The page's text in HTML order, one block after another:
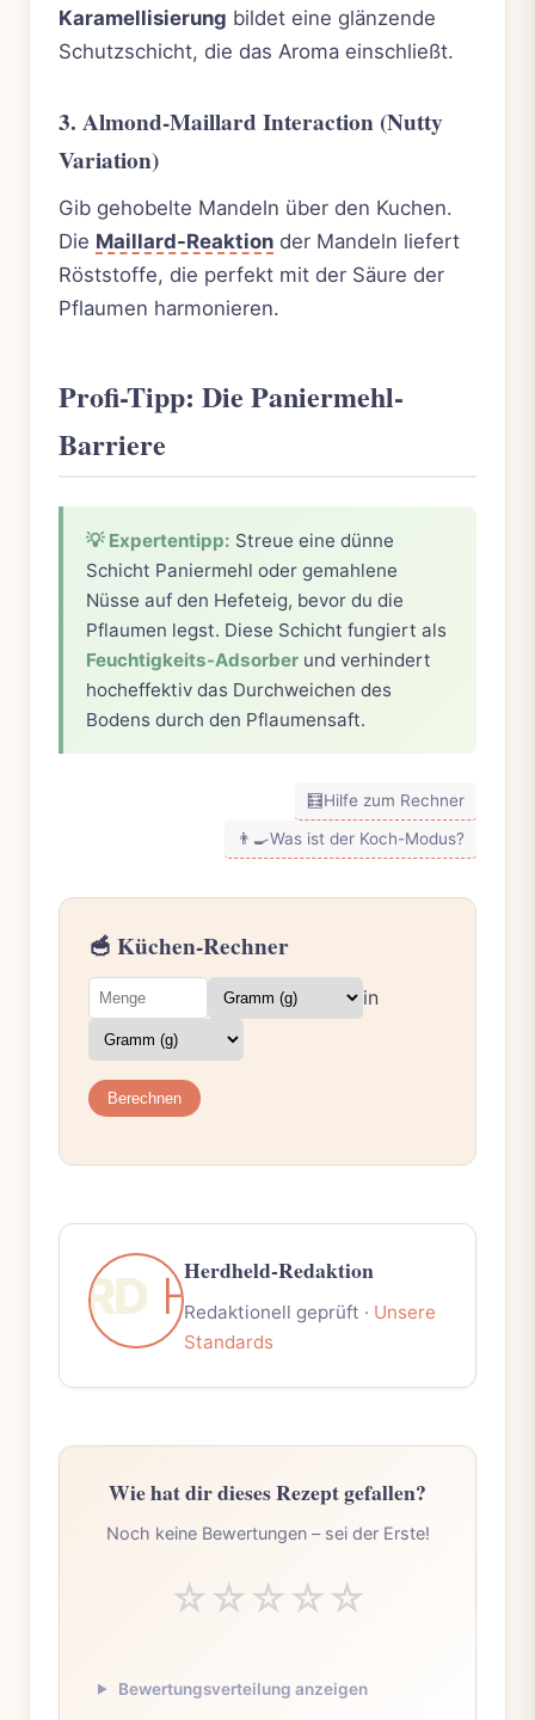
Karamellisierung bildet eine glänzende
Schutzschicht, die das Aroma einschließt.
3. Almond-Maillard Interaction (Nutty
Variation)
Gib gehobelte Mandeln über den Kuchen.
Die Maillard-Reaktion der Mandeln liefert
Röststoffe, die perfekt mit der Säure der
Pflaumen harmonieren.
Profi-Tipp: Die Paniermehl-
Barriere
💡 Expertentipp: Streue eine dünne
Schicht Paniermehl oder gemahlene
Nüsse auf den Hefeteig, bevor du die
Pflaumen legst. Diese Schicht fungiert als
Feuchtigkeits-Adsorber und verhindert
hocheffektiv das Durchweichen des
Bodens durch den Pflaumensaft.
🧮Hilfe zum Rechner
👨‍🍳Was ist der Koch-Modus?
🥣 Küchen-Rechner
in
Berechnen
Herdheld-Redaktion
Redaktionell geprüft · Unsere
Standards
Wie hat dir dieses Rezept gefallen?
Noch keine Bewertungen – sei der Erste!
☆☆☆☆☆
Bewertungsverteilung anzeigen